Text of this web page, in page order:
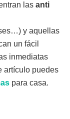
las anti
y aquellas
un fácil
inmediatas
artículo puedes
para casa.